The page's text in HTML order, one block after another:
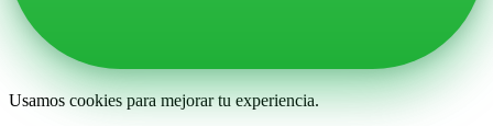
Usamos cookies para mejorar tu experiencia.